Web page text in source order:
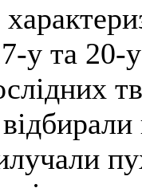
у та